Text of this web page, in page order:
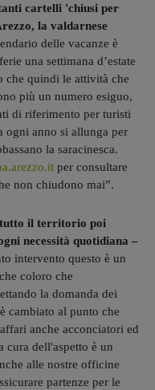
cartelli 'chiusi per
la valdarnese
delle vacanze è
una settimana d’estate
che quindi le attività che
più un numero esiguo,
di riferimento per turisti
ogni anno si allunga per
la saracinesca.
per consultare
non chiudono mai”.
tutto il territorio poi
necessità quotidiana –
intervento questo è un
coloro che
la domanda dei
cambiato al punto che
anche acconciatori ed
cura dell'aspetto è un
alle nostre officine
partenze per le